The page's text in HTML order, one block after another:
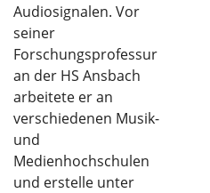
Audiosignalen. Vor
seiner
Forschungsprofessur
an der HS Ansbach
arbeitete er an
verschiedenen Musik-
und
Medienhochschulen
und erstelle unter